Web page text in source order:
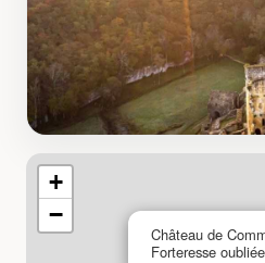
Château de
Forteresse oubliée
+
−